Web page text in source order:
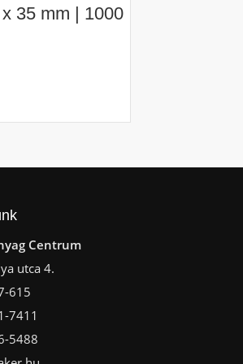
35 mm | 1000
Centrum
utca 4.
615
7411
5488